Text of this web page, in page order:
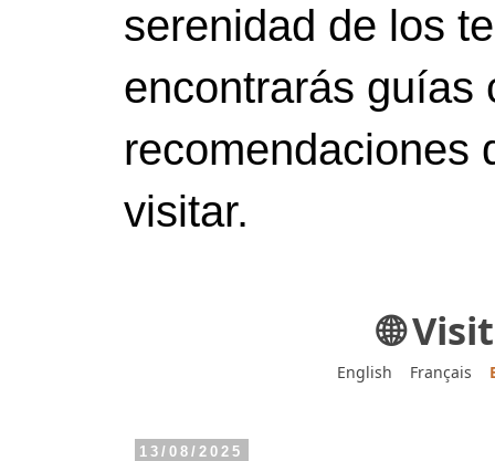
serenidad de los
encontrarás guías
recomendaciones
visitar.
🌐
English Français
13/08/2025